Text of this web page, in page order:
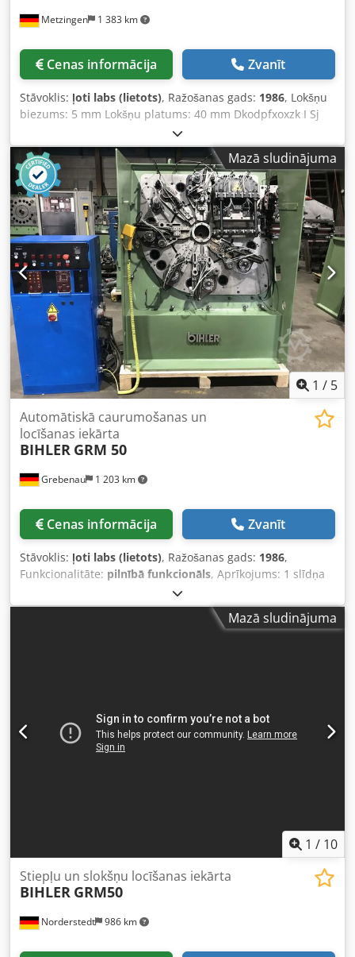
Metzingen 1 383 km
Cenas informācija Zvanīt
Stāvoklis: ļoti labs (lietots), Ražošanas gads: 1986, Lokšņu
biezums: 5 mm Lokšņu platums: 40 mm Dkodpfxoxzk I Sj
Mazā sludinājuma
1 / 5
Grebenau 1 203 km
Automātiskā caurumošanas un
locīšanas iekārta
BIHLER GRM 50
Cenas informācija Zvanīt
Stāvoklis: ļoti labs (lietots), Ražošanas gads: 1986,
Funkcionalitāte: pilnībā funkcionāls, Aprīkojums: 1 slīdņa
padeve pa labi 1 divpunktu ekscentra prese 250 kN
Dksdpfjtzlzaex Algsr 4 standarta slīdņa agregāti 1 šaurs
slīdņa agregāts 1 vadības vārpsta Darba diapazons:
Mazā sludinājuma
1 / 10
Norderstedt 986 km
Stiepļu un slokšņu locīšanas iekārta
BIHLER GRM50